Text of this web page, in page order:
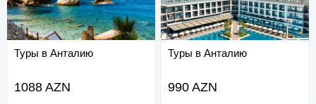
Туры в Анталию
1088 AZN
Туры в Анталию
990 AZN